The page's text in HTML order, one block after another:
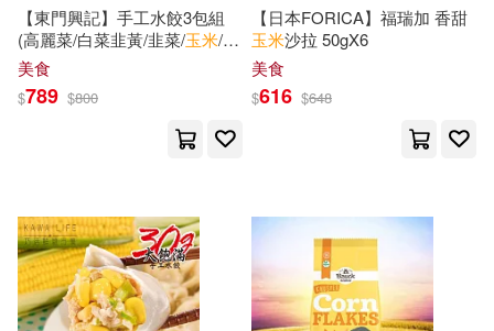
世一編輯部(6) 于卓思(6)
余光中(6)
僩㳞月夜(6)
冷水(6) 劉嶔琦(6)
劉忠范（主編）(6) 古麗麗(6)
PRESTIGE(23) 三民(23)
世一(23) 人民衛生出版社(23)
吉林美術出版社(23)
藝術圖書(23) 飛象文化(23)
【東門興記】手工水餃3包組
(高麗菜/白菜韭黃/韭菜/玉米/香
菜) 韭菜*3
美食
$789 $800
【日本FORICA】福瑞加 香甜
玉米沙拉 50gX6
美食
$616 $648